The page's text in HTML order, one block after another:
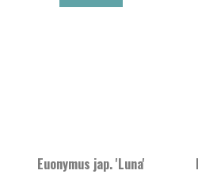
Euonymus jap. 'Luna'